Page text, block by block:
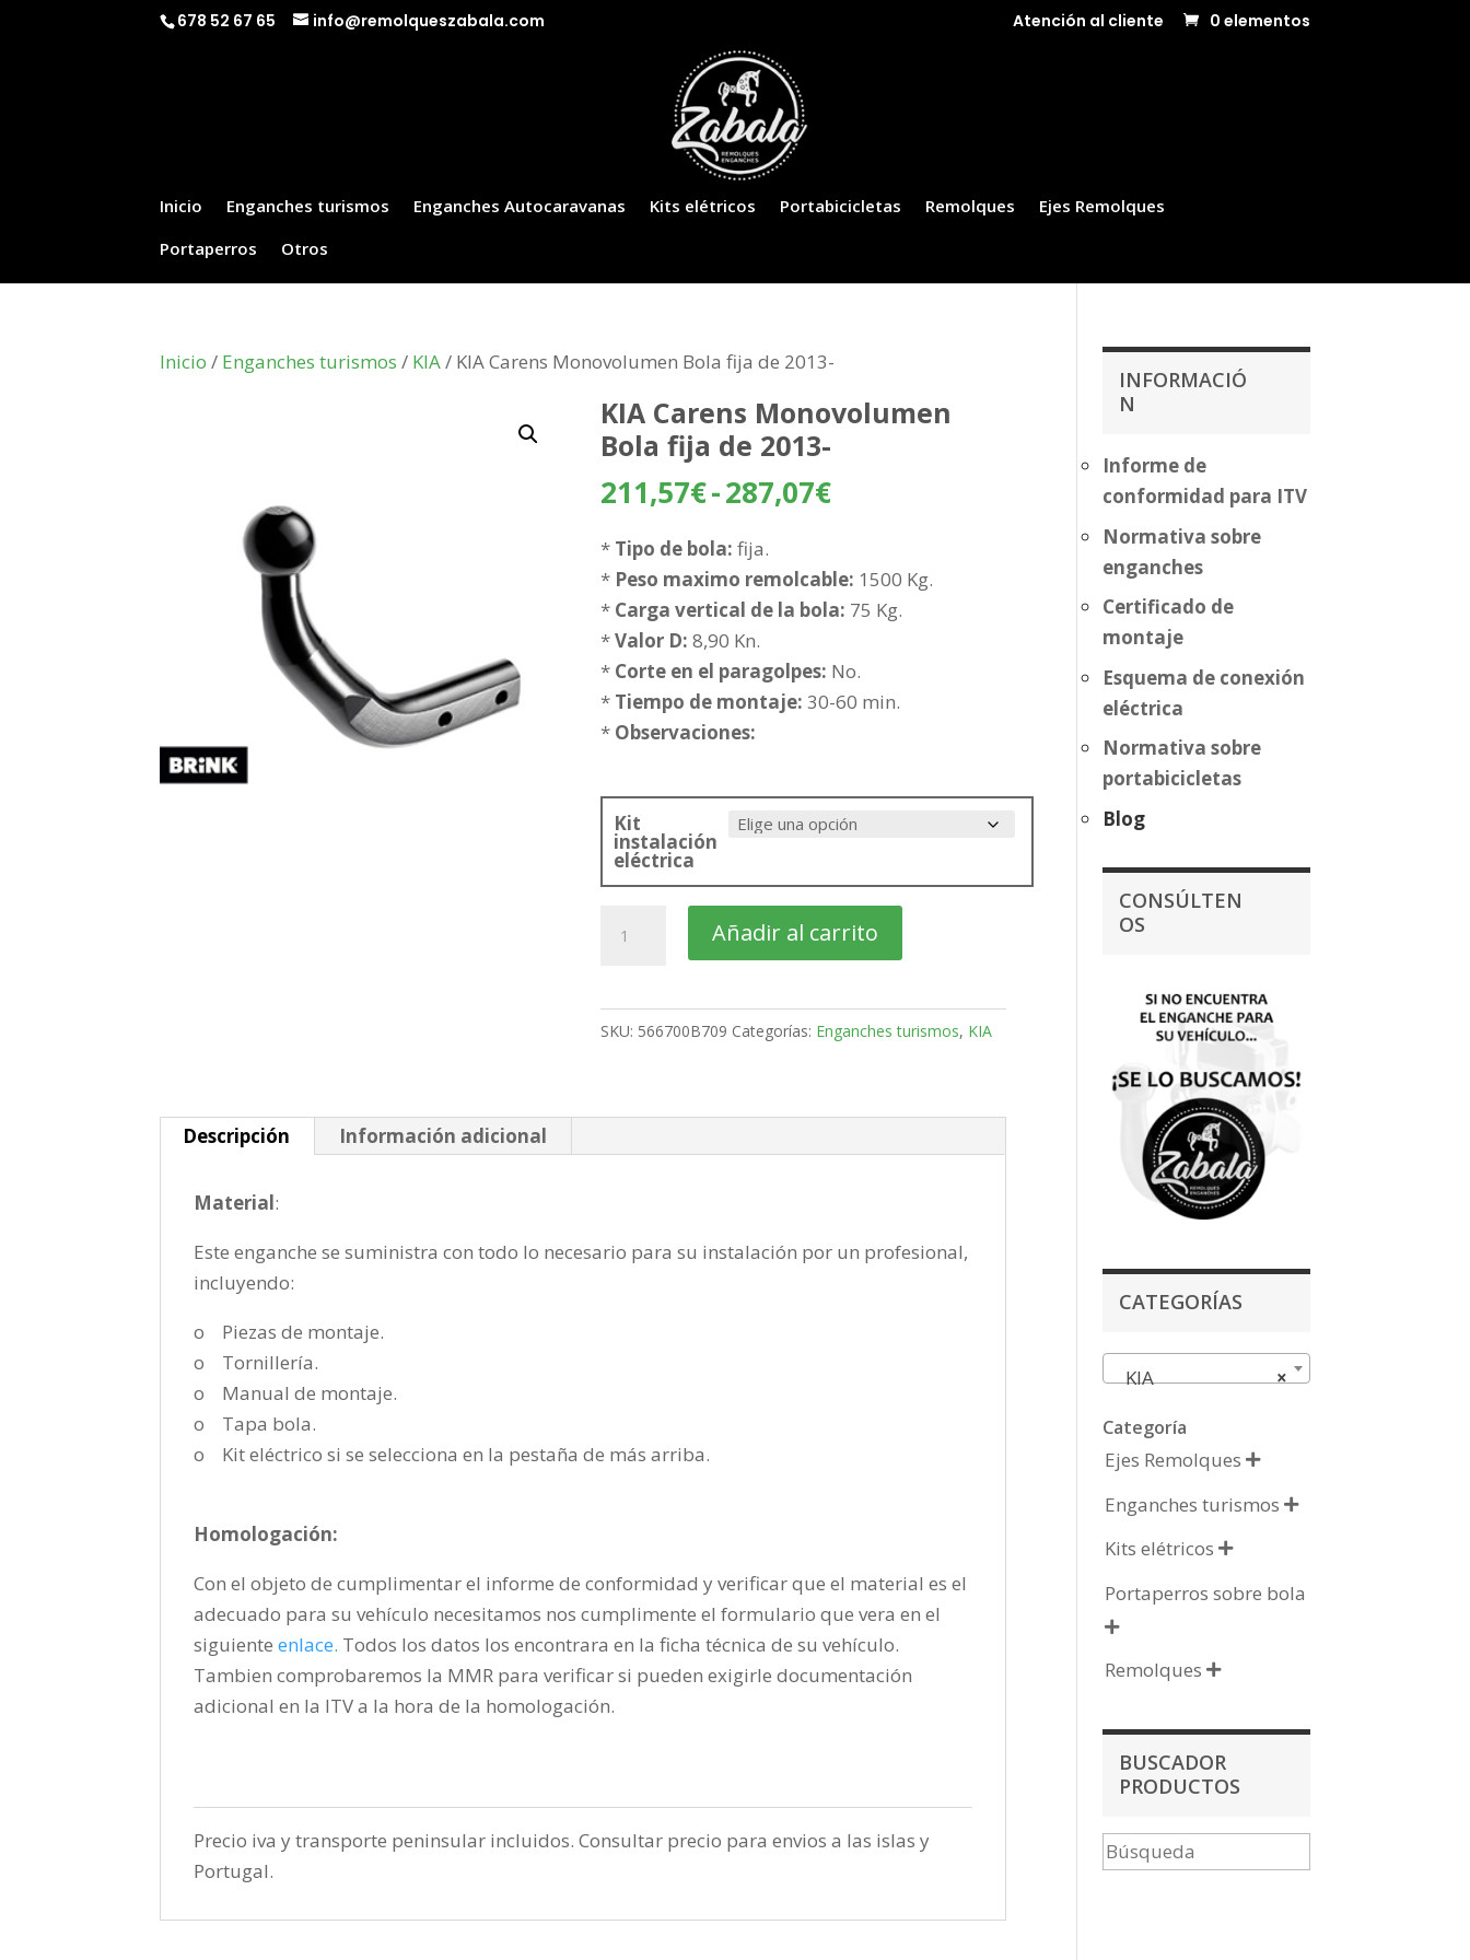
678 52 67 65 info@remolqueszabala.com Atención al cliente 0 elementos
Inicio Enganches turismos Enganches Autocaravanas Kits elétricos Portabicicletas Remolques
Ejes Remolques
Portaperros
Otros
Inicio / Enganches turismos / KIA/ KIA Carens Monovolumen Bola fija de 2013-
KIA Carens Monovolumen
Bola fija de 2013-
211,57€-287,07€Rango
desde
211,57€
287,07€
* Tipo de bola: fija.
* Peso maximo remolcable: 1500 Kg.
* Carga vertical de la bola: 75 Kg.
*Valor D: 8,90 Kn.
* Corte en el paragolpes: No.
* Tiempo de montaje: 30-60 min.
* Observaciones:
Kit
instalación
eléctrica
Carens
Bola
fija
Añadir al carrito
SKU: 566700B709 Categorías: Enganches turismos, KIA
Descripción Información adicional
Material:
Este enganche se suministra con todo lo necesario para su instalación por un profesional,
incluyendo:
o Piezas de montaje.
o Tornillería.
o Manual de montaje.
o Tapa bola.
o Kit eléctrico si se selecciona en la pestaña de más arriba.
Homologación:
Con el objeto de cumplimentar el informe de conformidad y verificar que el material es el
adecuado para su vehículo necesitamos nos cumplimente el formulario que vera en el
siguienteenlace. Todos los datos los encontrara en la ficha técnica de su vehículo.
Tambien comprobaremos la MMR para verificar si pueden exigirle documentación
adicional en la ITV a la hora de la homologación.
Precio iva y transporte peninsular incluidos. Consultar precio para envios a las islas y
Portugal.
INFORMACIÓ
N
Informe de
conformidad para ITV
Normativa sobre
enganches
Certificado de
montaje
Esquema de conexión
eléctrica
Normativa sobre
portabicicletas
Blog
CONSÚLTEN
OS
CATEGORÍAS
×
KIA
Categoría
Ejes Remolques 
Enganches turismos 
Kits elétricos 
Portaperros sobre bola

Remolques 
BUSCADOR
PRODUCTOS